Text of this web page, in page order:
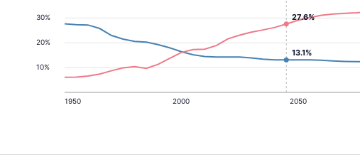
10%
20%
30%
1950 2000 2050
13.1%
27.6%